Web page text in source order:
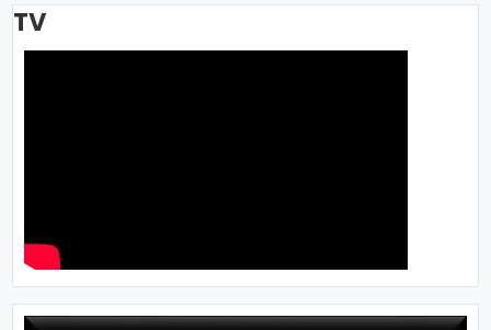
TV